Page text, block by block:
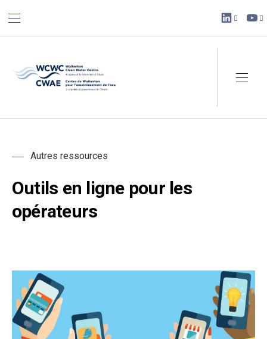
BAR NAVIGATION New
Walkerton Clean Water Centre
Autres ressources
Outils en ligne pour les
opérateurs